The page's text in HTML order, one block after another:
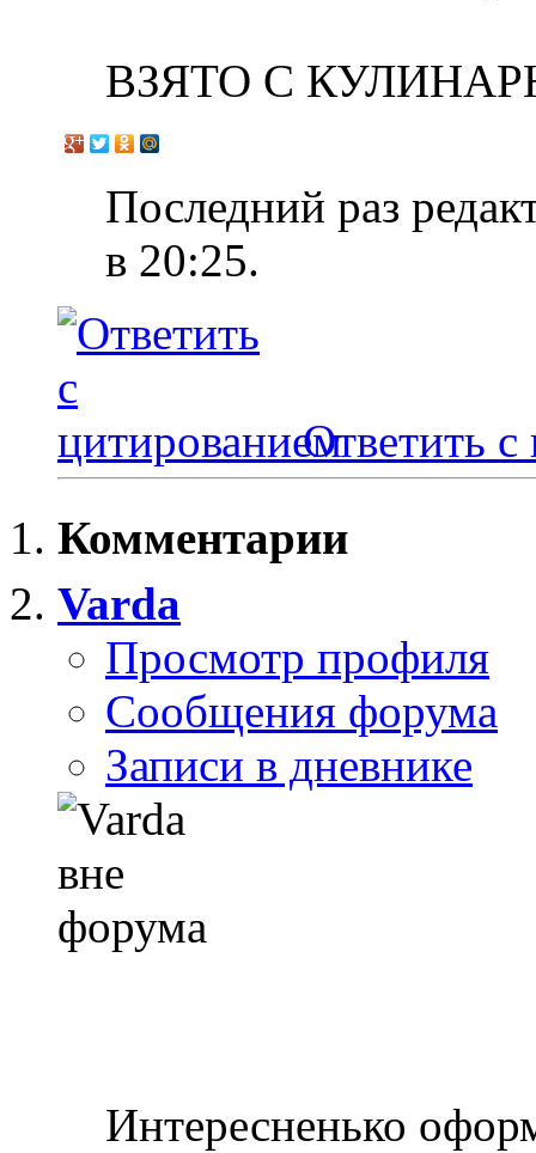
ВЗЯТО С
Последний раз
в 20:25.
Ответить с
Комментарии
Varda
Просмотр профиля
Сообщения форума
Записи в дневнике
Интересненько